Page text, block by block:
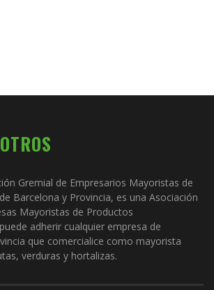
Gremial de Empresarios Mayoristas de
Barcelona y Provincia, es una Asociación
Mayoristas de Productos
adherir cualquier empresa de
que comercialice como mayorista
verduras y hortalizas.